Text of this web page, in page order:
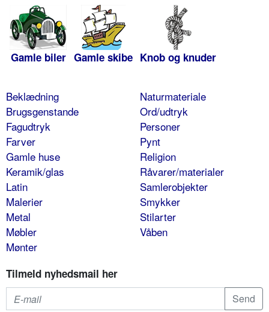
Gamle biler Gamle skibe Knob og knuder
Beklædning
Brugsgenstande
Fagudtryk
Farver
Gamle huse
Keramik/glas
Latin
Malerier
Metal
Møbler
Mønter
Naturmateriale
Ord/udtryk
Personer
Pynt
Religion
Råvarer/materialer
Samlerobjekter
Smykker
Stilarter
Våben
Tilmeld nyhedsmail her